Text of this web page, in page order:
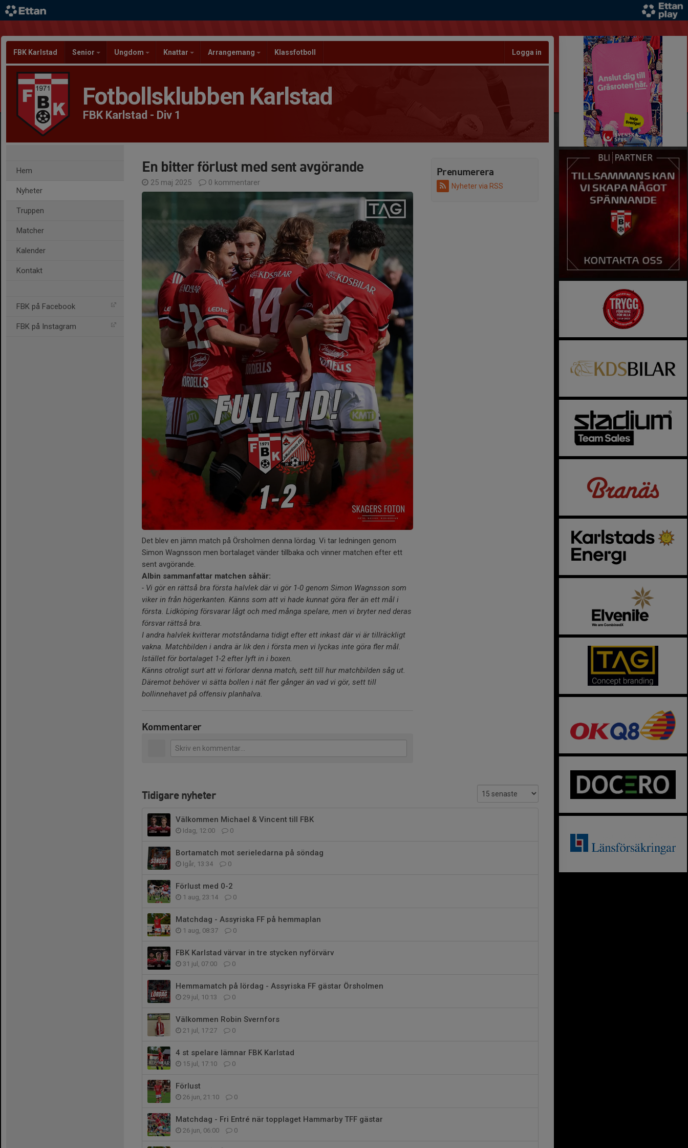
FBK Karlstad Senior Ungdom Knattar Arrangemang Klassfotboll Logga in
Fotbollsklubben Karlstad
FBK Karlstad - Div 1
Hem
Nyheter
Truppen
Matcher
Kalender
Kontakt
FBK på Facebook
FBK på Instagram
Prenumerera
Nyheter via RSS
En bitter förlust med sent avgörande
25 maj 2025 0 kommentarer
Det blev en jämn match på Örsholmen denna lördag. Vi tar ledningen genom
Simon Wagnsson men bortalaget vänder tillbaka och vinner matchen efter ett
sent avgörande.
Albin sammanfattar matchen såhär:
- Vi gör en rättså bra första halvlek där vi gör 1-0 genom Simon Wagnsson som
viker in från högerkanten. Känns som att vi hade kunnat göra fler än ett mål i
första. Lidköping försvarar lågt och med många spelare, men vi bryter ned deras
försvar rättså bra.
I andra halvlek kvitterar motståndarna tidigt efter ett inkast där vi är tillräckligt
vakna. Matchbilden i andra är lik den i första men vi lyckas inte göra fler mål.
Istället för bortalaget 1-2 efter lyft in i boxen.
Känns otroligt surt att vi förlorar denna match, sett till hur matchbilden såg ut.
Däremot behöver vi sätta bollen i nät fler gånger än vad vi gör, sett till
bollinnehavet på offensiv planhalva.
Kommentarer
Tidigare nyheter
Välkommen Michael & Vincent till FBK
Idag, 12:00 0
Bortamatch mot serieledarna på söndag
Igår, 13:34 0
Förlust med 0-2
1 aug, 23:14 0
Matchdag - Assyriska FF på hemmaplan
1 aug, 08:37 0
FBK Karlstad värvar in tre stycken nyförvärv
31 jul, 07:00 0
Hemmamatch på lördag - Assyriska FF gästar Örsholmen
29 jul, 10:13 0
Välkommen Robin Svernfors
21 jul, 17:27 0
4 st spelare lämnar FBK Karlstad
15 jul, 17:10 0
Förlust
26 jun, 21:10 0
Matchdag - Fri Entré när topplaget Hammarby TFF gästar
26 jun, 06:00 0